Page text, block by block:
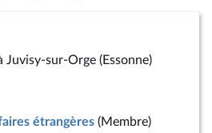
Juvisy-sur-Orge (Essonne)
étrangères (Membre)